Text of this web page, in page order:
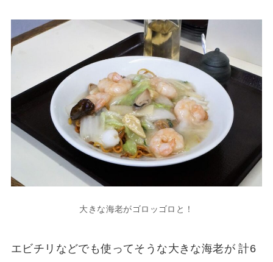
大きな海老がゴロッゴロと！
エビチリなどでも使ってそうな大きな海老が 計6